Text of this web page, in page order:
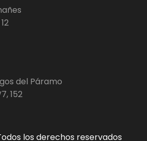
del Páramo
152
los derechos reservados